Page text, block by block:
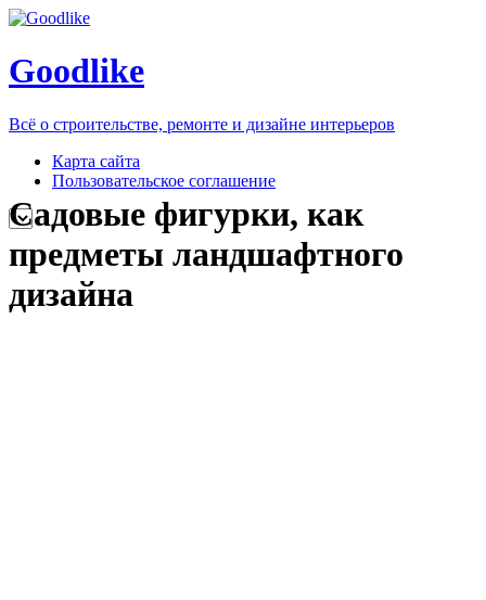
Goodlike
Всё о строительстве, ремонте и дизайне интерьеров
Карта сайта
Пользовательское соглашение
Садовые фигурки, как
предметы ландшафтного
дизайна